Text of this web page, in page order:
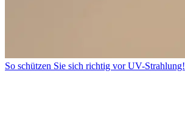
So schützen Sie sich richtig vor UV-Strahlung!